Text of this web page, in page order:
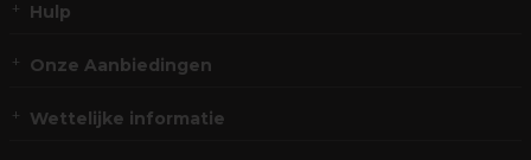
Hulp
Onze Aanbiedingen
Wettelijke informatie